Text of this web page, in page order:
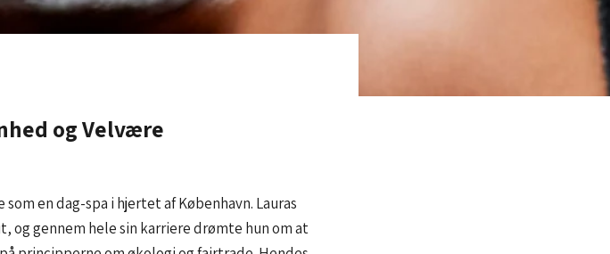
og Velvære
en dag-spa i hjertet af København. Lauras
og gennem hele sin karriere drømte hun om at